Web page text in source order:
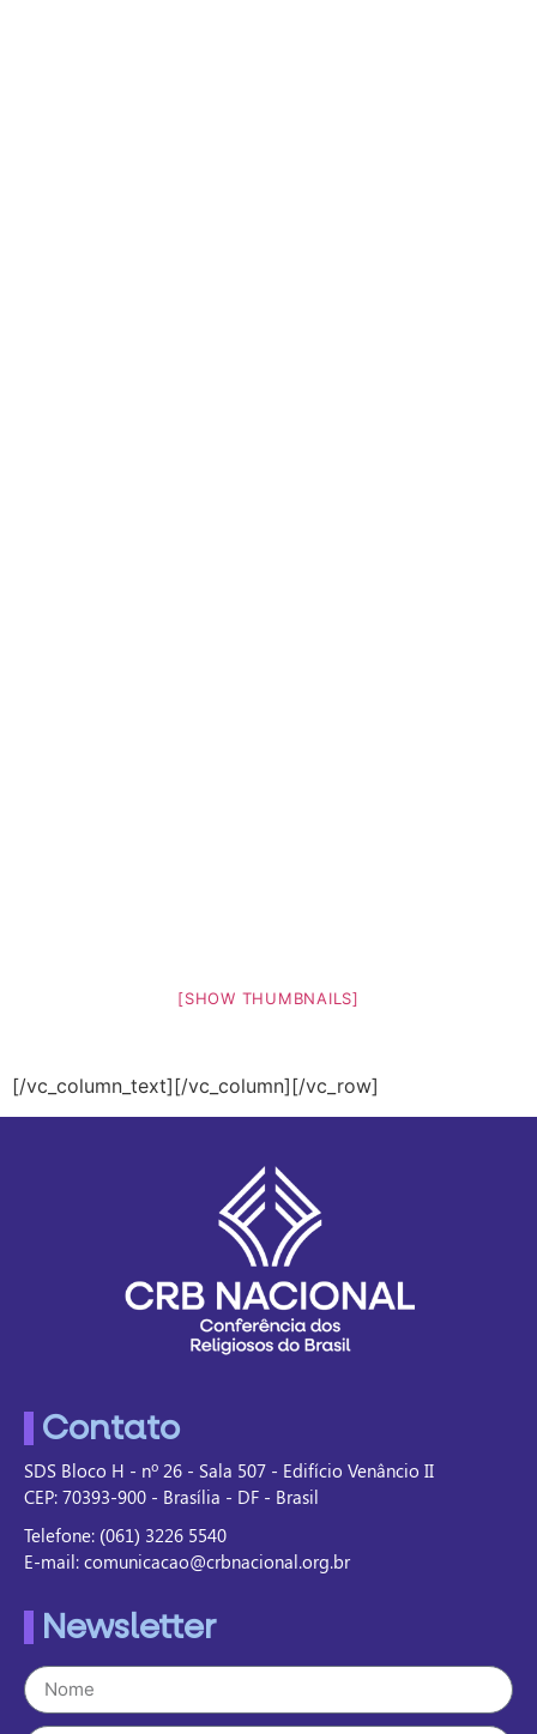
[SHOW THUMBNAILS]
[/vc_column_text][/vc_column][/vc_row]
Contato
SDS Bloco H - nº 26 - Sala 507 - Edifício Venâncio II
CEP: 70393-900 - Brasília - DF - Brasil
Telefone: (061) 3226 5540
E-mail: comunicacao@crbnacional.org.br
Newsletter